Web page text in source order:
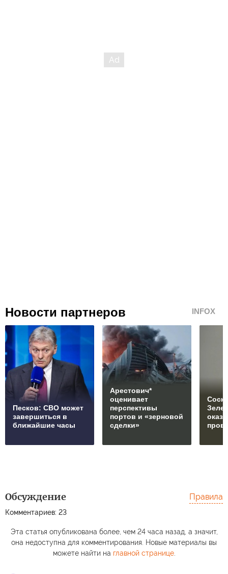
Новости партнеров INFOX
Песков: СВО может
завершиться в
ближайшие часы
Арестович*
оценивает
перспективы
портов и «зерновой
сделки»
Обсуждение
Комментариев: 23
Правила
Эта статья опубликована более, чем 24 часа назад, а значит,
она недоступна для комментирования. Новые материалы вы
можете найти на главной странице.